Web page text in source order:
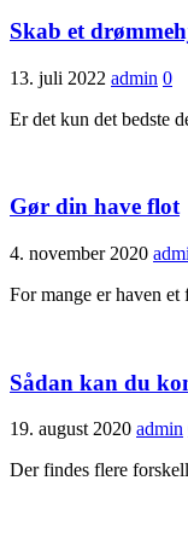
Skab et
13. juli 2022 admin 0
Er det kun det bedste
Gør din have flot
4. november 2020
For mange er haven
Sådan kan du
19. august 2020 admin
Der findes flere